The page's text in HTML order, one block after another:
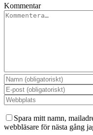
Kommentar
Spara mitt namn,
webbläsare för nästa gång